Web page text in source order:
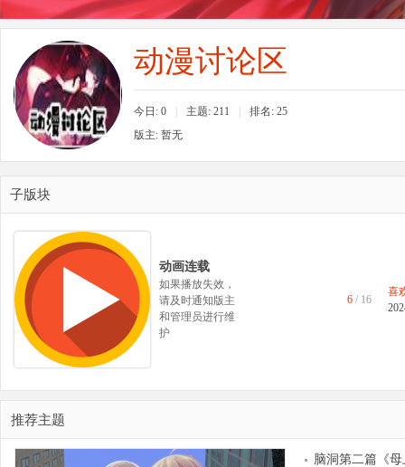
者
动漫讨论区
今日: 0 主题: 211 排名: 25
版主: 暂无
子版块
动画连载
如果播放失效，
请及时通知版主
和管理员进行维
护
6 / 16
喜
推荐主题
脑洞第二篇《母